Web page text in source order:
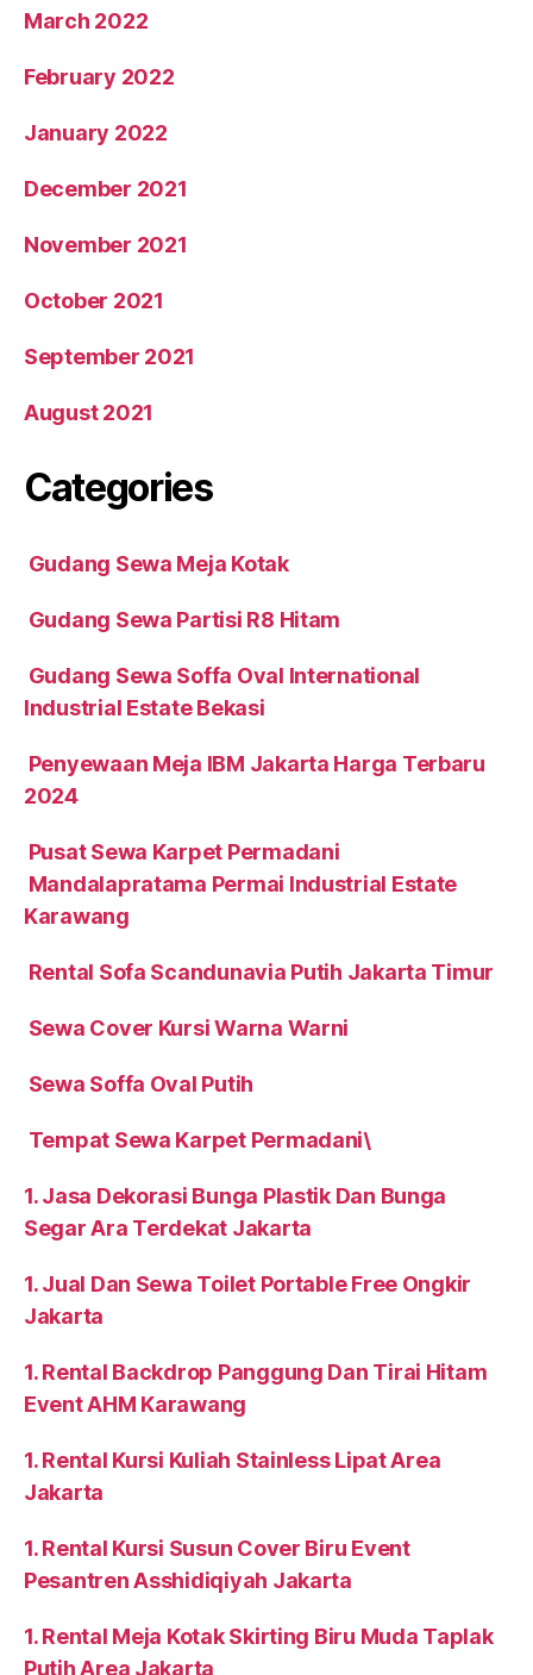
March 2022
February 2022
January 2022
December 2021
November 2021
October 2021
September 2021
August 2021
Categories
Gudang Sewa Meja Kotak
Gudang Sewa Partisi R8 Hitam
Gudang Sewa Soffa Oval International
Industrial Estate Bekasi
Penyewaan Meja IBM Jakarta Harga Terbaru
2024
Pusat Sewa Karpet Permadani
Mandalapratama Permai Industrial Estate
Karawang
Rental Sofa Scandunavia Putih Jakarta Timur
Sewa Cover Kursi Warna Warni
Sewa Soffa Oval Putih
Tempat Sewa Karpet Permadani\
1. Jasa Dekorasi Bunga Plastik Dan Bunga
Segar Ara Terdekat Jakarta
1. Jual Dan Sewa Toilet Portable Free Ongkir
Jakarta
1. Rental Backdrop Panggung Dan Tirai Hitam
Event AHM Karawang
1. Rental Kursi Kuliah Stainless Lipat Area
Jakarta
1. Rental Kursi Susun Cover Biru Event
Pesantren Asshidiqiyah Jakarta
1. Rental Meja Kotak Skirting Biru Muda Taplak
Putih Area Jakarta